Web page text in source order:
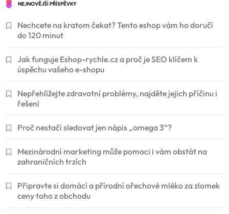
NEJNOVĚJŠÍ PŘÍSPĚVKY
Nechcete na kratom čekat? Tento eshop vám ho doručí
do 120 minut
Jak funguje Eshop-rychle.cz a proč je SEO klíčem k
úspěchu vašeho e-shopu
Nepřehlížejte zdravotní problémy, najděte jejich příčinu i
řešení
Proč nestačí sledovat jen nápis „omega 3“?
Mezinárodní marketing může pomoci i vám obstát na
zahraničních trzích
Připravte si domácí a přírodní ořechové mléko za zlomek
ceny toho z obchodu